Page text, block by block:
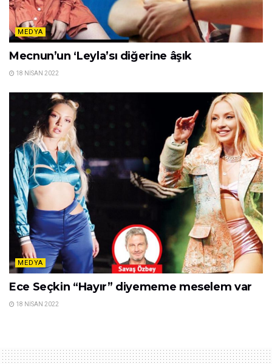
MEDYA
Mecnun’un ‘Leyla’sı diğerine âşık
18 NISAN 2022
MEDYA
Ece Seçkin “Hayır” diyememe meselem var
18 NISAN 2022